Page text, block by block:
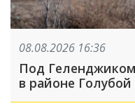
08.08.2026 16:36
Под
в районе